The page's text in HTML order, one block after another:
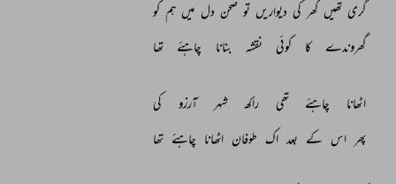
گری تھیں گھر کی دیواریں تو صحن دل میں ہم کو
گھروندے کا کوئی نقشہ بنانا چاہئے تھا
اٹھانا چاہئے تھی راکھ شہر آرزو
کی
پھر اس کے بعد اک طوفان اٹھانا چاہئے تھا